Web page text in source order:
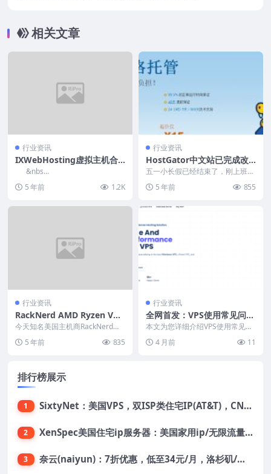
相关文章
行业资讯
IXWebHosting虚拟主机合
租 疯狂的想法
&nbs...
5 年前
1.2K
行业资讯
HostGator中文站已完成改
版升级
五一小长假已经结束了，刚上班几
天，小编访问了HostGator中文
站，发现已经完...
5 年前 855
行业资讯
RackNerd AMD Ryzen VPS
新增圣何塞机房 低至$14.18/
年
今天知名美国主机商RackNerd官
z... 5 年前 835
行业资讯
全网首发：VPS使用常见问题
汇总
本文为您详细介绍VPS使用常见问
了解和选择适合自己...
4 月前 11
排行榜展示
1 SixtyNet：美国VPS，双ISP类住宅IP(AT&T)，CN2 GIA网络，超高DDoS防御，$14/月，2G内存/2核/40gSSD/5T流量/10Gbps带宽
2 XenSpec美国住宅ip服务器：美国家用ip/无限流量/10Gbps独享带宽/449美元/月起，支持支付宝
3 奈云(naiyun)：7折优惠，低至34元/月，洛杉矶/香港机房，三网CN2 GIA/CUII/高防保护，解锁Chatgpt/Tiktok